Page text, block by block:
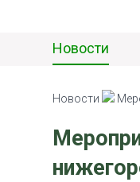
Новости
Новости